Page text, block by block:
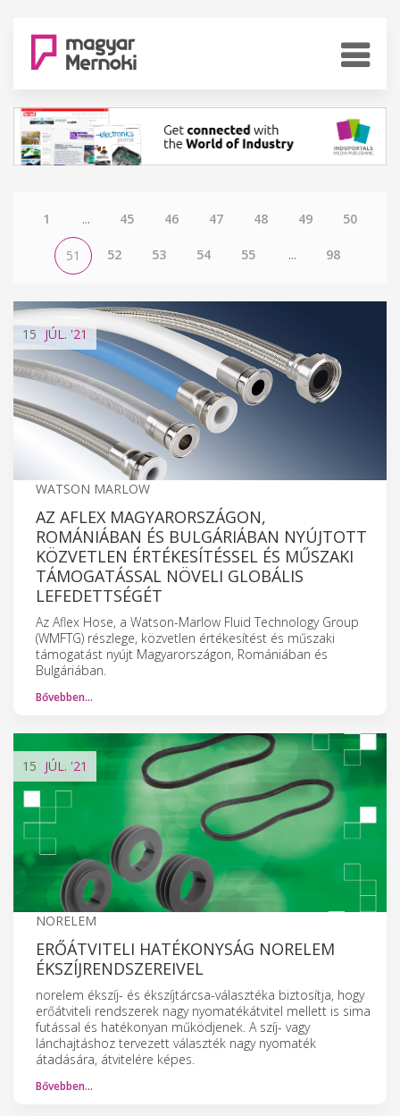
1 ... 45 46 47 48 49 50
51 52 53 54 55 ... 98
15 JÚL. '21
WATSON MARLOW
AZ AFLEX MAGYARORSZÁGON,
ROMÁNIÁBAN ÉS BULGÁRIÁBAN NYÚJTOTT
KÖZVETLEN ÉRTÉKESÍTÉSSEL ÉS MŰSZAKI
TÁMOGATÁSSAL NÖVELI GLOBÁLIS
LEFEDETTSÉGÉT
Az Aflex Hose, a Watson-Marlow Fluid Technology Group
(WMFTG) részlege, közvetlen értékesítést és műszaki
támogatást nyújt Magyarországon, Romániában és
Bulgáriában.
Bővebben…
15 JÚL. '21
NORELEM
ERŐÁTVITELI HATÉKONYSÁG NORELEM
ÉKSZÍJRENDSZEREIVEL
norelem ékszíj- és ékszíjtárcsa-választéka biztosítja, hogy
erőátviteli rendszerek nagy nyomatékátvitel mellett is sima
futással és hatékonyan működjenek. A szíj- vagy
lánchajtáshoz tervezett választék nagy nyomaték
átadására, átvitelére képes.
Bővebben…